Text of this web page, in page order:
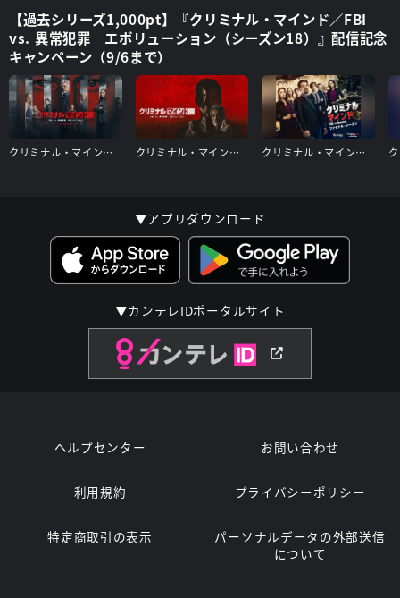
【過去シリーズ1,000pt】『クリミナル・マインド／FBI
vs. 異常犯罪 エボリューション（シーズン18）』配信記念
キャンペーン（9/6まで）
クリミナル・マインド／FBI vs. 異常犯罪 エボリューション（シーズン17） クリミナル・マインド／FBI vs. 異常犯罪 エボリューション（シーズン16） クリミナル・マインド/FBI vs. 異常犯罪 ファイナルシーズン
▼アプリダウンロード
▼カンテレIDポータルサイト
ヘルプセンター お問い合わせ
利用規約 プライバシーポリシー
特定商取引の表示
パーソナルデータの外部送信
について